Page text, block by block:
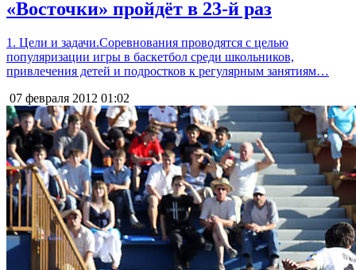
«Восточки» пройдёт в 23-й раз
1. Цели и задачи.Соревнования проводятся с целью
популяризации игры в баскетбол среди школьников,
привлечения детей и подростков к регулярным занятиям…
07 февраля 2012 01:02